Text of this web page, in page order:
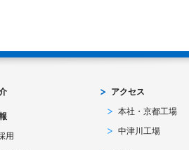
用
アクセス
本社・京都工場
中津川工場